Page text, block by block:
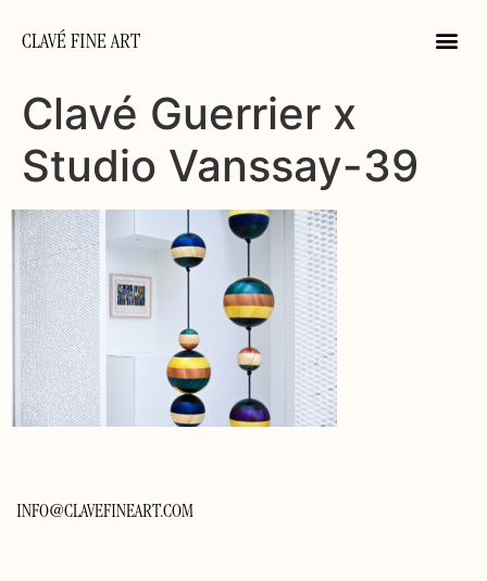
CLAVÉ FINE ART
Clavé Guerrier x
Studio Vanssay-39
INFO@CLAVEFINEART.COM